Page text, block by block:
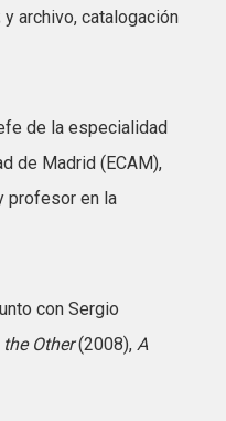
archivo, catalogación
de la especialidad
de Madrid (ECAM),
profesor en la
con Sergio
Other(2008), A